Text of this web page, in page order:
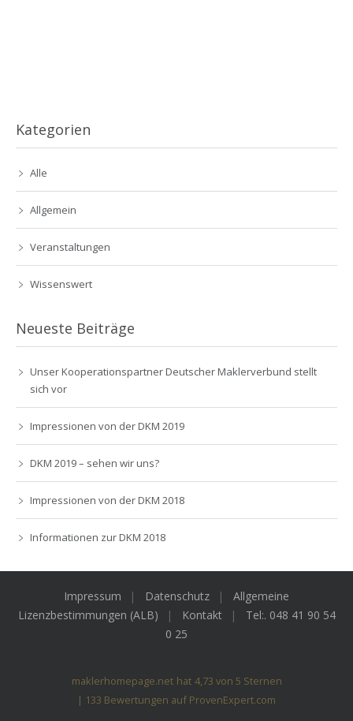
Kategorien
Alle
Allgemein
Veranstaltungen
Wissenswert
Neueste Beiträge
Unser Kooperationspartner Deutscher Maklerverbund stellt
sich vor
Impressionen von der DKM 2019
DKM 2019 – sehen wir uns?
Impressionen von der DKM 2018
Informationen zur DKM 2018
Impressum Datenschutz
Allgemeine
Lizenzbestimmungen (ALB)
Kontakt
Tel:. 048 41 90 54
0 25
maklerhomepage.net hat 4,73 von 5 Sternen
| 133 Bewertungen auf ProvenExpert.com